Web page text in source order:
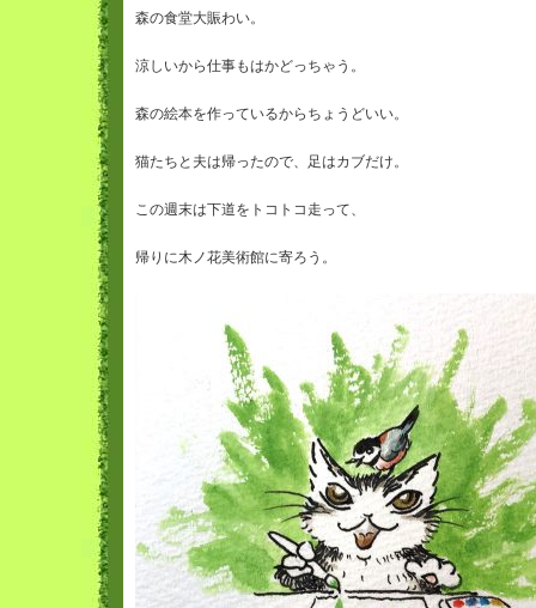
森の食堂大賑わい。
涼しいから仕事もはかどっちゃう。
森の絵本を作っているからちょうどいい。
猫たちと夫は帰ったので、足はカブだけ。
この週末は下道をトコトコ走って、
帰りに木ノ花美術館に寄ろう。